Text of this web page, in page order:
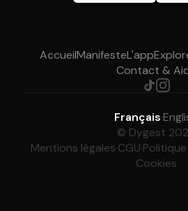
AccueilManifesteL'app
Contact &
Français·
© Dygest
Mentions légales·CGU·
Cookies